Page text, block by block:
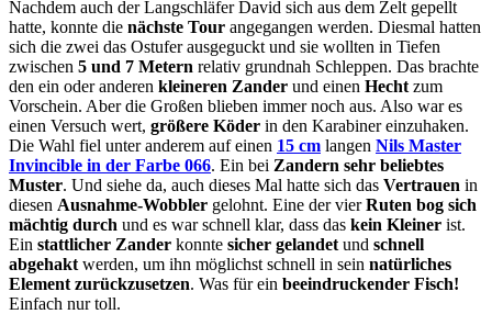
Nachdem auch der Langschläfer David sich aus dem Zelt gepellt
hatte, konnte die nächste Tour angegangen werden. Diesmal hatten
sich die zwei das Ostufer ausgeguckt und sie wollten in Tiefen
zwischen 5 und 7 Metern relativ grundnah Schleppen. Das brachte
den ein oder anderen kleineren Zander und einen Hecht zum
Vorschein. Aber die Großen blieben immer noch aus. Also war es
einen Versuch wert, größere Köder in den Karabiner einzuhaken.
Die Wahl fiel unter anderem auf einen 15 cm langen Nils Master
Invincible in der Farbe 066. Ein bei Zandern sehr beliebtes
Muster. Und siehe da, auch dieses Mal hatte sich das Vertrauen in
diesen Ausnahme-Wobbler gelohnt. Eine der vierRuten bog sich
mächtig durch und es war schnell klar, dass das kein Kleiner ist.
Ein stattlicher Zander konnte sicher gelandet und schnell
abgehakt werden, um ihn möglichst schnell in sein natürliches
Element zurückzusetzen. Was für ein beeindruckender Fisch!
Einfach nur toll.